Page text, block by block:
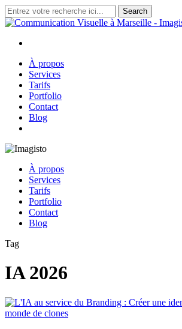
Skip
to
content
Search
Close
search
Menu
À propos
Services
Tarifs
Portfolio
Contact
Blog
À propos
Services
Tarifs
Portfolio
Contact
Blog
Tag
IA 2026